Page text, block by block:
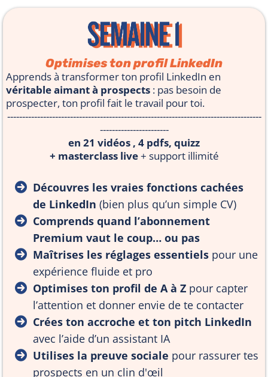
Optimises ton profil LinkedIn
Apprends à transformer ton profil LinkedIn en
véritable aimant à prospects : pas besoin de
prospecter, ton profil fait le travail pour toi.
-------------------------------------------------------------------------------------
-----------------------
en 21 vidéos , 4 pdfs, quizz
+ masterclass live+ support illimité
Découvres les vraies fonctions cachées
de LinkedIn (bien plus qu’un simple CV)
Comprends quand l’abonnement
Premium vaut le coup… ou pas
Maîtrises les réglages essentiels pour une
expérience fluide et pro
Optimises ton profil de A à Z pour capter
l’attention et donner envie de te contacter
Crées ton accroche et ton pitch LinkedIn
avec l’aide d’un assistant IA
Utilises la preuve sociale pour rassurer tes
prospects en un clin d'œil